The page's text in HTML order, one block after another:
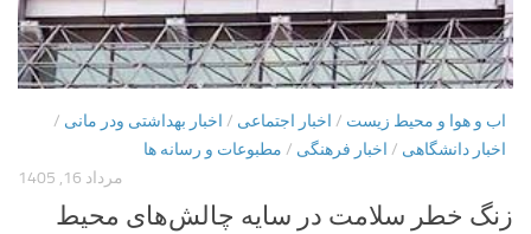
اب و هوا و محیط زیست / اخبار اجتماعی / اخبار بهداشتی ودر مانی /
اخبار دانشگاهی / اخبار فرهنگی / مطبوعات و رسانه ها
مرداد 16, 1405
زنگ خطر سلامت در سایه چالش‌های محیط